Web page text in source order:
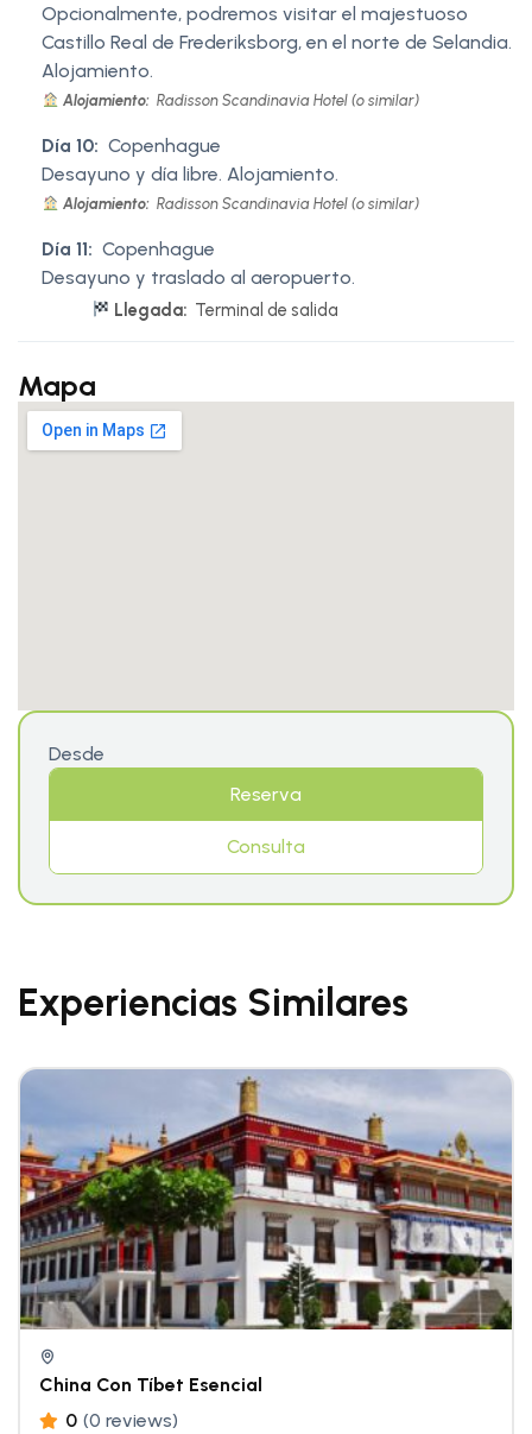
Opcionalmente, podremos visitar el majestuoso
Castillo Real de Frederiksborg, en el norte de Selandia.
Alojamiento.
Alojamiento: Radisson Scandinavia Hotel (o similar)
Día 10: Copenhague
Desayuno y día libre. Alojamiento.
Alojamiento: Radisson Scandinavia Hotel (o similar)
Día 11: Copenhague
Desayuno y traslado al aeropuerto.
Llegada: Terminal de salida
Mapa
Desde
Reserva
Consulta
Experiencias Similares
China Con Tíbet Esencial
0 (0 reviews)